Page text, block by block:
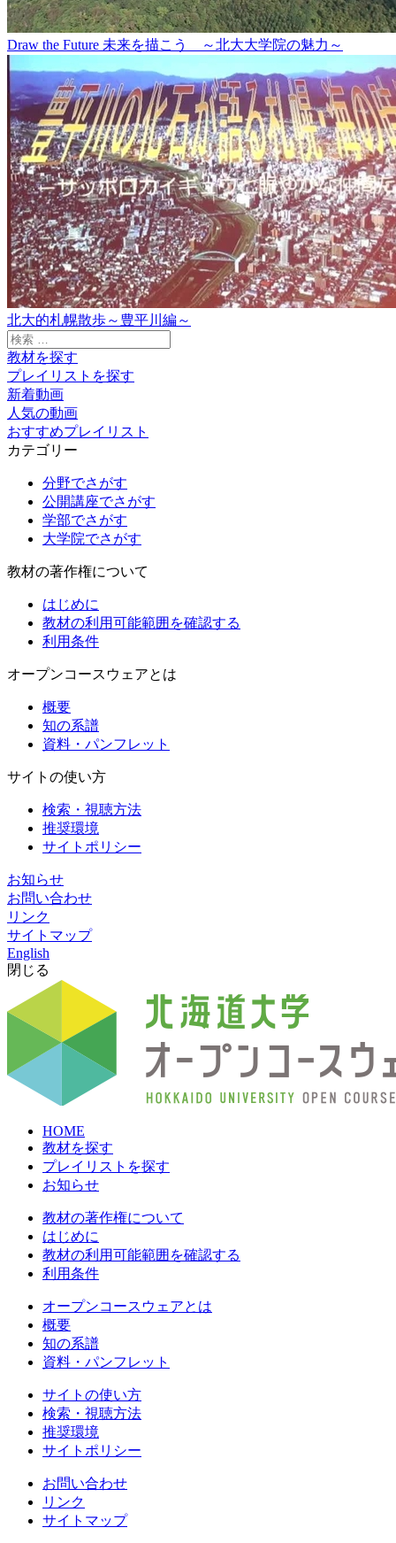
Draw the Future 未来を描こう ～北大大学院の魅力～
北大的札幌散歩～豊平川編～
検
索:
教材を探す
プレイリストを探す
新着動画
人気の動画
おすすめプレイリスト
カテゴリー
分野でさがす
公開講座でさがす
学部でさがす
大学院でさがす
教材の著作権について
はじめに
教材の利用可能範囲を確認する
利用条件
オープンコースウェアとは
概要
知の系譜
資料・パンフレット
サイトの使い方
検索・視聴方法
推奨環境
サイトポリシー
お知らせ
お問い合わせ
リンク
サイトマップ
English
閉じる
HOME
教材を探す
プレイリストを探す
お知らせ
教材の著作権について
はじめに
教材の利用可能範囲を確認する
利用条件
オープンコースウェアとは
概要
知の系譜
資料・パンフレット
サイトの使い方
検索・視聴方法
推奨環境
サイトポリシー
お問い合わせ
リンク
サイトマップ